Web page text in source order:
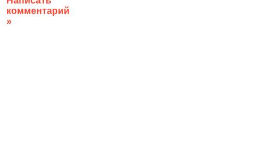
комментарий
»